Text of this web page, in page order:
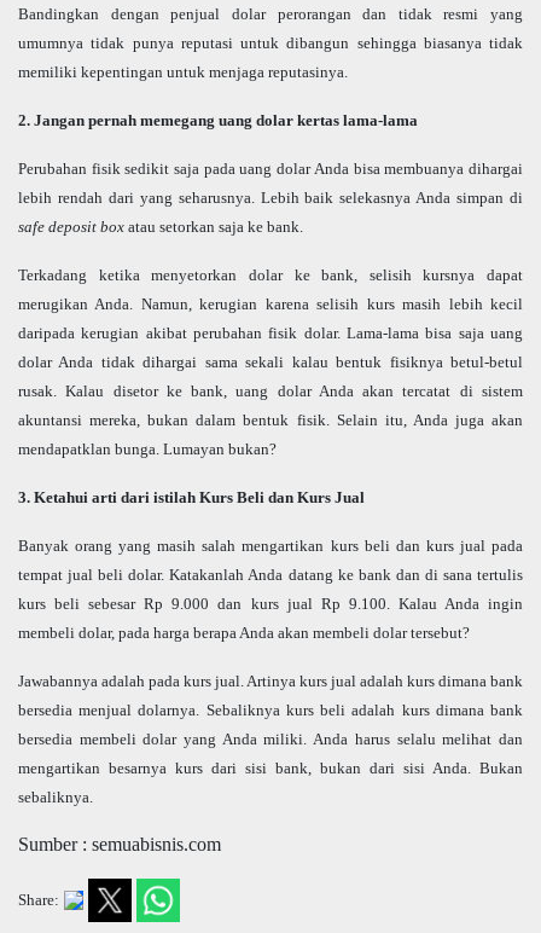
Bandingkan dengan penjual dolar perorangan dan tidak resmi yang
umumnya tidak punya reputasi untuk dibangun sehingga biasanya tidak
memiliki kepentingan untuk menjaga reputasinya.
2. Jangan pernah memegang uang dolar kertas lama-lama
Perubahan fisik sedikit saja pada uang dolar Anda bisa membuanya dihargai
lebih rendah dari yang seharusnya. Lebih baik selekasnya Anda simpan di
safe deposit box atau setorkan saja ke bank.
Terkadang ketika menyetorkan dolar ke bank, selisih kursnya dapat
merugikan Anda. Namun, kerugian karena selisih kurs masih lebih kecil
daripada kerugian akibat perubahan fisik dolar. Lama-lama bisa saja uang
dolar Anda tidak dihargai sama sekali kalau bentuk fisiknya betul-betul
rusak. Kalau disetor ke bank, uang dolar Anda akan tercatat di sistem
akuntansi mereka, bukan dalam bentuk fisik. Selain itu, Anda juga akan
mendapatklan bunga. Lumayan bukan?
3. Ketahui arti dari istilah Kurs Beli dan Kurs Jual
Banyak orang yang masih salah mengartikan kurs beli dan kurs jual pada
tempat jual beli dolar. Katakanlah Anda datang ke bank dan di sana tertulis
kurs beli sebesar Rp 9.000 dan kurs jual Rp 9.100. Kalau Anda ingin
membeli dolar, pada harga berapa Anda akan membeli dolar tersebut?
Jawabannya adalah pada kurs jual. Artinya kurs jual adalah kurs dimana bank
bersedia menjual dolarnya. Sebaliknya kurs beli adalah kurs dimana bank
bersedia membeli dolar yang Anda miliki. Anda harus selalu melihat dan
mengartikan besarnya kurs dari sisi bank, bukan dari sisi Anda. Bukan
sebaliknya.
Sumber : semuabisnis.com
Share: